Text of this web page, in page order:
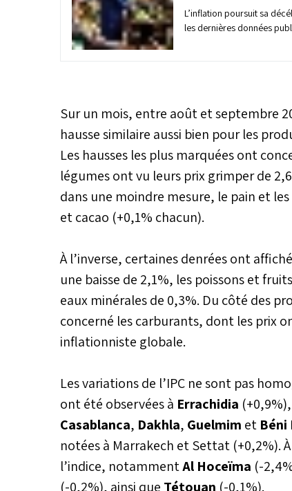
L’inflation poursuit sa
les dernières données
niveaux modérés, dans
relative des prix à la
Sur un mois, entre août et septembre
hausse similaire aussi bien pour les
Les hausses les plus marquées ont
légumes ont vu leurs prix grimper de
dans une moindre mesure, le pain et
et cacao (+0,1% chacun).
À l’inverse, certaines denrées ont
une baisse de 2,1%, les poissons et
eaux minérales de 0,3%. Du côté des
concerné les carburants, dont les prix
inflationniste globale.
Les variations de l’IPC ne sont pas
ont été observées à Errachidia (+0,9%),
Casablanca, Dakhla, Guelmim et Béni
notées à Marrakech et Settat (+0,2%).
l’indice, notammentAl Hoceïma (-
(-0,2%), ainsi que Tétouan (-0,1%).